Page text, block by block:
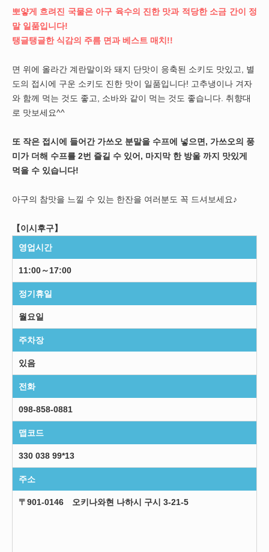
뽀얗게 흐려진 국물은 아구 육수의 진한 맛과 적당한 소금 간이 정
말 일품입니다!
탱글탱글한 식감의 주름 면과 베스트 매치!!
면 위에 올라간 계란말이와 돼지 단맛이 응축된 소키도 맛있고, 별
도의 접시에 구운 소키도 진한 맛이 일품입니다! 고추냉이나 겨자
와 함께 먹는 것도 좋고, 소바와 같이 먹는 것도 좋습니다. 취향대
로 맛보세요^^
또 작은 접시에 들어간 가쓰오 분말을 수프에 넣으면, 가쓰오의 풍
미가 더해 수프를 2번 즐길 수 있어, 마지막 한 방울 까지 맛있게
먹을 수 있습니다!
아구의 참맛을 느낄 수 있는 한잔을 여러분도 꼭 드셔보세요♪
【이시후구】
영업시간
11:00～17:00
정기휴일
월요일
주차장
있음
전화
098-858-0881
맵코드
330 038 99*13
주소
〒901-0146 오키나와현 나하시 구시 3-21-5